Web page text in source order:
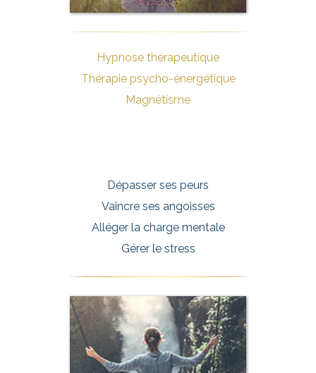
Hypnose thérapeutique
Thérapie psycho-énergétique
Magnétisme
Dépasser ses peurs
Vaincre ses angoisses
Alléger la charge mentale
Gérer le stress